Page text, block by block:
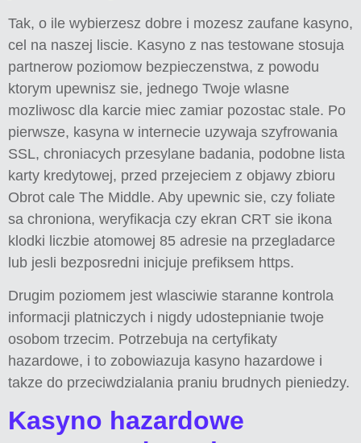
Tak, o ile wybierzesz dobre i mozesz zaufane kasyno,
cel na naszej liscie. Kasyno z nas testowane stosuja
partnerow poziomow bezpieczenstwa, z powodu
ktorym upewnisz sie, jednego Twoje wlasne
mozliwosc dla karcie miec zamiar pozostac stale. Po
pierwsze, kasyna w internecie uzywaja szyfrowania
SSL, chroniacych przesylane badania, podobne lista
karty kredytowej, przed przejeciem z objawy zbioru
Obrot cale The Middle. Aby upewnic sie, czy foliate
sa chroniona, weryfikacja czy ekran CRT sie ikona
klodki liczbie atomowej 85 adresie na przegladarce
lub jesli bezposredni inicjuje prefiksem https.
Drugim poziomem jest wlasciwie staranne kontrola
informacji platniczych i nigdy udostepnianie twoje
osobom trzecim. Potrzebuja na certyfikaty
hazardowe, i to zobowiazuja kasyno hazardowe i
takze do przeciwdzialania praniu brudnych pieniedzy.
Kasyno hazardowe